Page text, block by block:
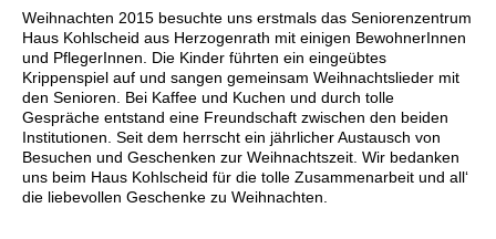
Weihnachten 2015 besuchte uns erstmals das Seniorenzentrum
Haus Kohlscheid aus Herzogenrath mit einigen BewohnerInnen
und PflegerInnen. Die Kinder führten ein eingeübtes
Krippenspiel auf und sangen gemeinsam Weihnachtslieder mit
den Senioren. Bei Kaffee und Kuchen und durch tolle
Gespräche entstand eine Freundschaft zwischen den beiden
Institutionen. Seit dem herrscht ein jährlicher Austausch von
Besuchen und Geschenken zur Weihnachtszeit. Wir bedanken
uns beim Haus Kohlscheid für die tolle Zusammenarbeit und all‘
die liebevollen Geschenke zu Weihnachten.